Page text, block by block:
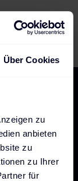
Über Cookies
zu
anbieten
zu
zu Ihrer
für